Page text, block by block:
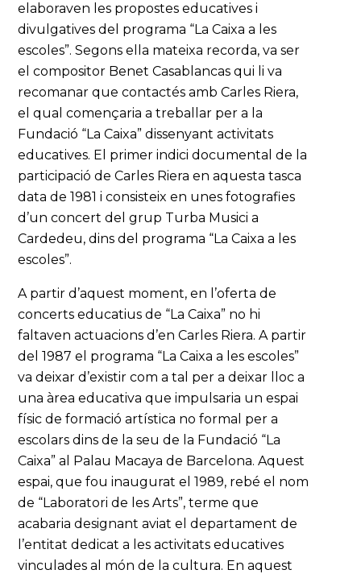
elaboraven les propostes educatives i
divulgatives del programa “La Caixa a les
escoles”. Segons ella mateixa recorda, va ser
el compositor Benet Casablancas qui li va
recomanar que contactés amb Carles Riera,
el qual començaria a treballar per a la
Fundació “La Caixa” dissenyant activitats
educatives. El primer indici documental de la
participació de Carles Riera en aquesta tasca
data de 1981 i consisteix en unes fotografies
d’un concert del grup Turba Musici a
Cardedeu, dins del programa “La Caixa a les
escoles”.
A partir d’aquest moment, en l’oferta de
concerts educatius de “La Caixa” no hi
faltaven actuacions d’en Carles Riera. A partir
del 1987 el programa “La Caixa a les escoles”
va deixar d’existir com a tal per a deixar lloc a
una àrea educativa que impulsaria un espai
físic de formació artística no formal per a
escolars dins de la seu de la Fundació “La
Caixa” al Palau Macaya de Barcelona. Aquest
espai, que fou inaugurat el 1989, rebé el nom
de “Laboratori de les Arts”, terme que
acabaria designant aviat el departament de
l’entitat dedicat a les activitats educatives
vinculades al món de la cultura. En aquest